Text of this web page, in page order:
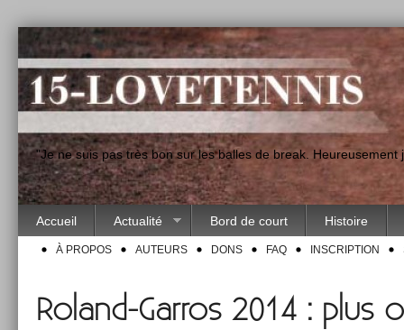
"Je ne suis pas très bon sur les balles de break.
Accueil Actualité Bord de court Histoire
À PROPOS AUTEURS DONS FAQ INSCRIPTION
Roland-Garros 2014 : plus